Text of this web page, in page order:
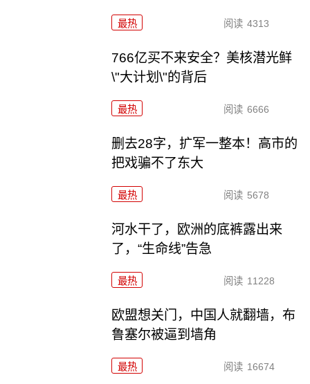
最热 阅读 4313
766亿买不来安全？美核潜光鲜
\"大计划\"的背后
最热 阅读 6666
删去28字，扩军一整本！高市的
把戏骗不了东大
最热 阅读 5678
河水干了，欧洲的底裤露出来
了，“生命线”告急
最热 阅读 11228
欧盟想关门，中国人就翻墙，布
鲁塞尔被逼到墙角
最热 阅读 16674